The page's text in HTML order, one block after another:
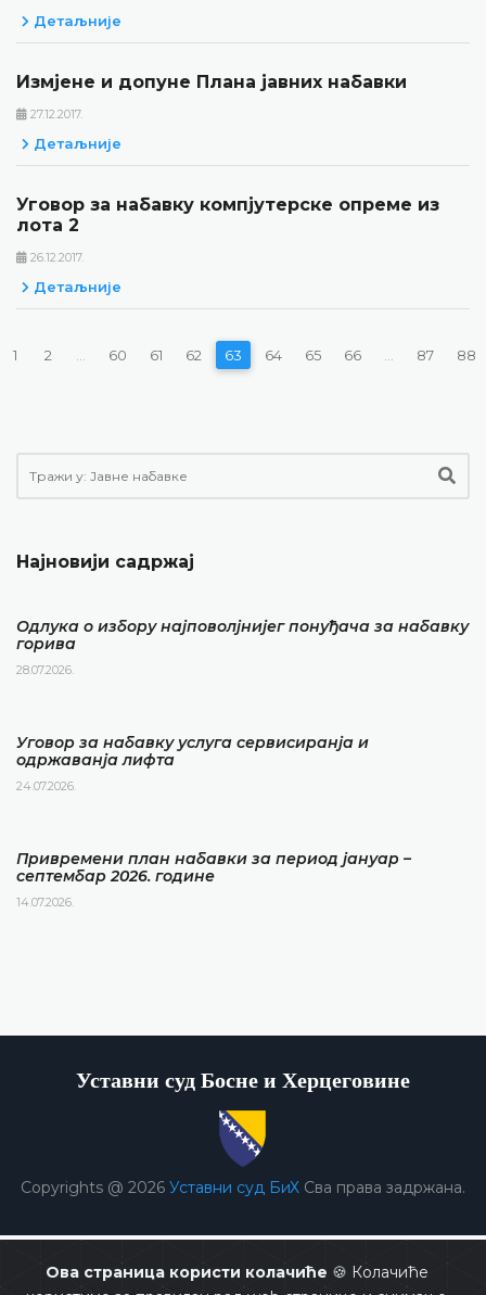
Ова страница користи колачиће 🍪 Колачиће
Детаљније
Измјене и допуне Плана јавних набавки
27.12.2017.
Детаљније
Уговор за набавку компјутерске опреме из
лота 2
26.12.2017.
Детаљније
1 2 60 61 62 63 64 65 66 87 88
Најновији садржај
Одлука о избору најповолјнијег понуђача за набавку
горива
28.07.2026.
Уговор за набавку услуга сервисиранја и
одржаванја лифта
24.07.2026.
Привремени план набавки за период јануар –
септембар 2026. године
14.07.2026.
Уставни суд Босне и Херцеговине
Copyrights @ 2026 Уставни суд БиХ Сва права задржана.